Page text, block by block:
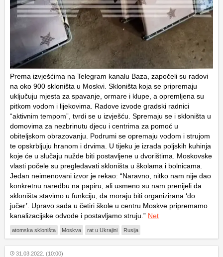
Prema izvješćima na Telegram kanalu Baza, započeli su radovi
na oko 900 skloništa u Moskvi. Skloništa koja se pripremaju
uključuju mjesta za spavanje, ormare i klupe, a opremljena su
pitkom vodom i lijekovima. Radove izvode gradski radnici
“aktivnim tempom”, tvrdi se u izvješću. Spremaju se i skloništa u
domovima za nezbrinutu djecu i centrima za pomoć u
obiteljskom obrazovanju. Podrumi se opremaju vodom i strujom
te opskrbljuju hranom i drvima. U tijeku je izrada poljskih kuhinja
koje će u slučaju nužde biti postavljene u dvorištima. Moskovske
vlasti počele su pregledavati skloništa u školama i bolnicama.
Jedan neimenovani izvor je rekao: “Naravno, nitko nam nije dao
konkretnu naredbu na papiru, ali usmeno su nam prenijeli da
skloništa stavimo u funkciju, da moraju biti organizirana ‘do
jučer’. Upravo sada u četiri škole u centru Moskve pripremamo
kanalizacijske odvode i postavljamo struju.” Net
atomska skloništa Moskva rat u Ukrajini Rusija
31.03.2022. (10:00)